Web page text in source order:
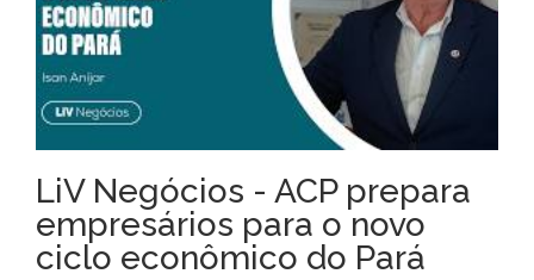
LiV Negócios - ACP prepara
empresários para o novo
ciclo econômico do Pará